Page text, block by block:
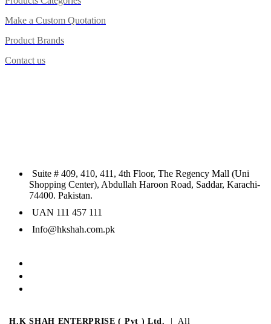
Make a Custom Quotation
Product Brands
Contact us
Suite # 409, 410, 411, 4th Floor, The Regency Mall (Uni
Shopping Center), Abdullah Haroon Road, Saddar, Karachi-
74400. Pakistan.
UAN 111 457 111
Info@hkshah.com.pk
H.K SHAH ENTERPRISE ( Pvt ) Ltd.
| All